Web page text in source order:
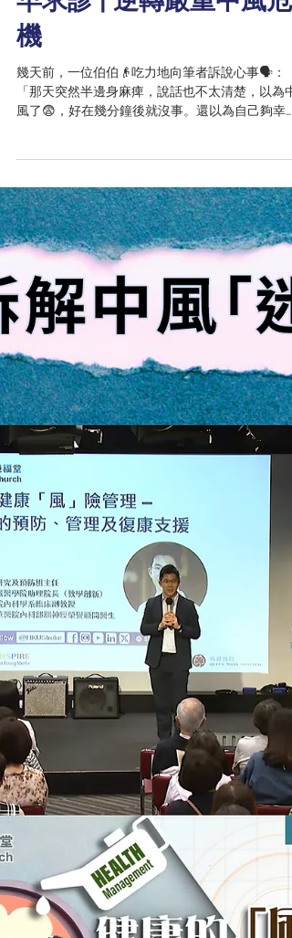
6月15日
「小中風」是中風先兆盡
早求診 | 逆轉嚴重中風危
「那天突然半邊身麻痺，說話也不太清楚，以為中
風了😨，好在幾分鐘後就沒事。還以為自己夠幸
運，沒想到隔幾天，真的中風入院🏥。」 伯伯所說
的「沒事」，其實是一場「小中風」🩺，醫學上稱
為「短暫性腦缺血發作」（Transient Ischemic
Attack，簡稱 TIA）📚。他的經歷甚為常見，許多
出現中風徵狀時，以為症狀消失就代表安全無事，
卻沒意識到，小中風正是嚴重中風的預警🚨。 小
風源於血管被短暫阻塞，例如動脈粥樣硬化🫀，或
者心房顫動產生血栓🩸，游走至腦部堵塞血管🧠，
令腦部暫時缺血，就像真正中風般引發身體機能障
礙⚠️。因此，小中風和中風的臨床症狀相同，包括
一邊身體麻痺乏力🦵，口齒不清😶，視覺重影或失
去局部視力👁️，身體失去平衡等⚖️。 不過，小中風
的血栓會自行分解或被沖散。待血管恢復血流後，
症狀多在幾分鐘至幾小時內迅速消退⏱️，大部分不
會造成腦部永久損傷💡。 📍病徵如中風 易致嚴重併
發症 然而，這並不代表安全。小中風象徵腦部供
已出現問題🩸，是中風的前奏。若不